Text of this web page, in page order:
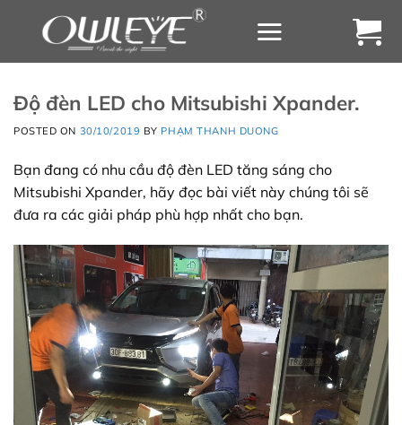
Độ đèn LED cho Mitsubishi Xpander.
POSTED ON 30/10/2019 BY PHẠM THANH DUONG
Bạn đang có nhu cầu độ đèn LED tăng sáng cho
Mitsubishi Xpander, hãy đọc bài viết này chúng tôi sẽ
đưa ra các giải pháp phù hợp nhất cho bạn.